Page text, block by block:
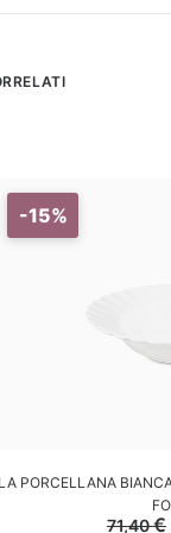
-15%
AGGIUNGI
LA PORCELLANA
71,40€